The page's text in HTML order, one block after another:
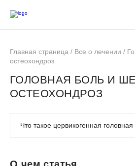
Главная страница / Все о лечении /
остеохондроз
ГОЛОВНАЯ БОЛЬ И
ОСТЕОХОНДРОЗ
Что такое цервикогенная